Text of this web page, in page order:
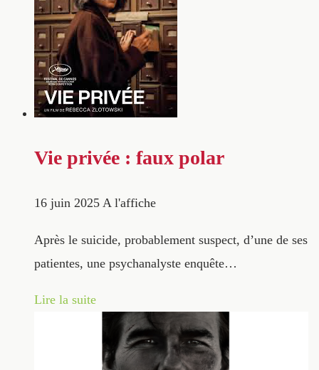
Vie privée : faux polar
16 juin 2025 A l'affiche
Après le suicide, probablement suspect, d’une de ses
patientes, une psychanalyste enquête…
Lire la suite